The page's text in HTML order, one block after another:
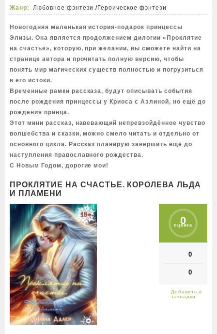
Жанр: Любовное фэнтези /Героическое фэнтези
Новогодняя маленькая история-подарок принцессы
Элизы. Она является продолжением дилогии «Проклятие
на счастье», которую, при желании, вы сможете найти на
странице автора и прочитать полную версию, чтобы
понять мир магических существ полностью и погрузиться
в его истоки.
Временные рамки рассказа, будут описывать события
после рождения принцессы у Криоса с Аэлиной, но ещё до
рождения принца.
Этот мини рассказ, навевающий непревзойдённое чувство
волшебства и сказки, можно смело читать и отдельно от
основного цикла. Рассказ планирую завершить ещё до
наступления православного рождества.
С Новым Годом, дорогие мои!
ПРОКЛЯТИЕ НА СЧАСТЬЕ. КОРОЛЕВА ЛЬДА
И ПЛАМЕНИ
0
оценка
0
0